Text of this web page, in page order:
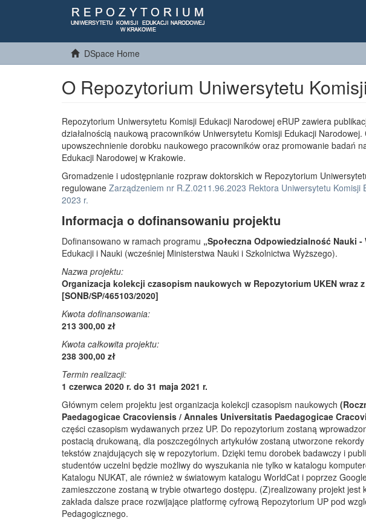
DSpace Home
O Repozytorium Uniwersytetu
Repozytorium Uniwersytetu Komisji Edukacji Narodowej eRUP zawiera
działalnością naukową pracowników Uniwersytetu Komisji Edukacji
upowszechnienie dorobku naukowego pracowników oraz promowanie badań
Edukacji Narodowej w Krakowie.
Gromadzenie i udostępnianie rozpraw doktorskich w Repozytorium
regulowane Zarządzeniem nr R.Z.0211.96.2023 Rektora Uniwersytetu
2023 r.
Informacja o dofinansowaniu projektu
Dofinansowano w ramach programu „Społeczna Odpowiedzialność Nauki
Edukacji i Nauki (wcześniej Ministerstwa Nauki i Szkolnictwa Wyższego).
Nazwa projektu:
Organizacja kolekcji czasopism naukowych w Repozytorium UKEN wraz
[SONB/SP/465103/2020]
Kwota dofinansowania:
213 300,00 zł
Kwota całkowita projektu:
238 300,00 zł
Termin realizacji:
1 czerwca 2020 r. do 31 maja 2021 r.
Głównym celem projektu jest organizacja kolekcji czasopism naukowych
Paedagogicae Cracoviensis / Annales Universitatis Paedagogicae
części czasopism wydawanych przez UP. Do repozytorium zostaną
postacią drukowaną, dla poszczególnych artykułów zostaną utworzone
tekstów znajdujących się w repozytorium. Dzięki temu dorobek badawczy i
studentów uczelni będzie możliwy do wyszukania nie tylko w katalogu
Katalogu NUKAT, ale również w światowym katalogu WorldCat i poprzez
zamieszczone zostaną w trybie otwartego dostępu. (Z)realizowany projekt jest
zakłada dalsze prace rozwijające platformę cyfrową Repozytorium UP pod
Pedagogicznego.